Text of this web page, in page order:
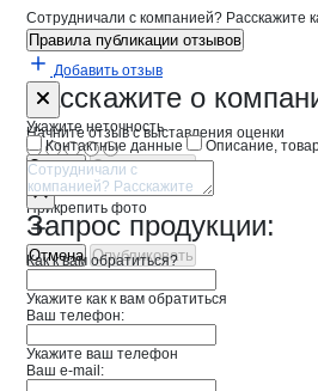
Сотрудничали с компанией? Расскажите
Правила публикации отзывов
Добавить отзыв
Расскажите о
Начните отзыв с выставления оценки
Прикрепить фото
Отмена Опубликовать
Форма обратной
Укажите неточность
Контактные данные
Описание,
Отмена Опубликовать
Запрос продукции:
Как к вам обратиться?
Укажите как к вам обратиться
Ваш телефон:
Укажите ваш телефон
Ваш e-mail: